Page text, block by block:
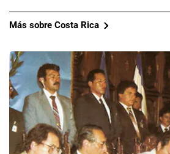
Más sobre Costa Rica